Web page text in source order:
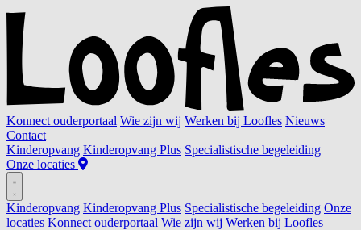
Konnect ouderportaal Wie zijn wij Werken bij Loofles Nieuws
Contact
Kinderopvang Kinderopvang Plus Specialistische begeleiding
Onze locaties
Kinderopvang Kinderopvang Plus Specialistische begeleiding Onze
locaties Konnect ouderportaal Wie zijn wij Werken bij Loofles